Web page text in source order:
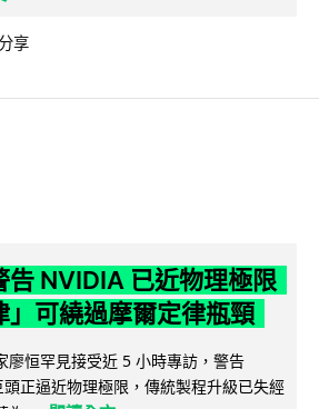
享
告 NVIDIA 已近物理極限
」可繞過摩爾定律瓶頸
廖恒罕見接受近 5 小時專訪，警告
正逼近物理極限，傳統製程升級已失經